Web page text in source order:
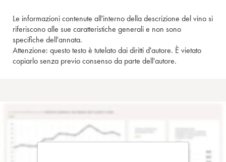
Le informazioni contenute all'interno della descrizione del vino si
riferiscono alle sue caratteristiche generali e non sono
specifiche dell'annata.
Attenzione: questo testo è tutelato dai diritti d'autore. È vietato
copiarlo senza previo consenso da parte dell'autore.